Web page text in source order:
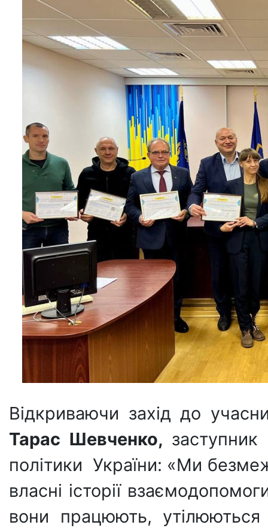
Відкриваючи захід до
Тарас Шевченко, заступник
політики України: «Ми
власні історії
вони працюють,